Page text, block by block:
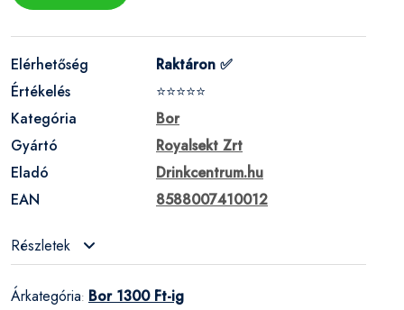
Elérhetőség
Raktáron ✅
Értékelés
⭐⭐⭐⭐⭐
Kategória
Bor
Gyártó
Royalsekt Zrt
Eladó
Drinkcentrum.hu
EAN
8588007410012
Részletek
Árkategória: Bor 1300 Ft-ig